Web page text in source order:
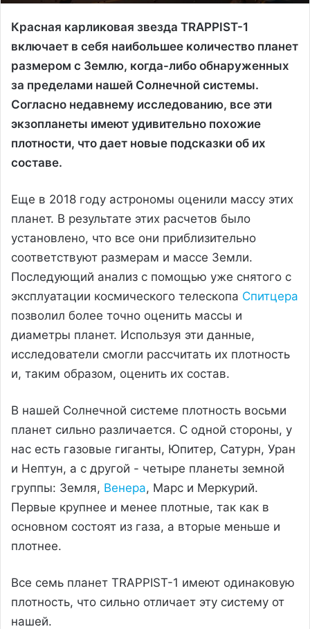
Красная карликовая звезда TRAPPIST-1
включает в себя наибольшее количество планет
размером с Землю, когда-либо обнаруженных
за пределами нашей Солнечной системы.
Согласно недавнему исследованию, все эти
экзопланеты имеют удивительно похожие
плотности, что дает новые подсказки об их
составе.
Еще в 2018 году астрономы оценили массу этих
планет. В результате этих расчетов было
установлено, что все они приблизительно
соответствуют размерам и массе Земли.
Последующий анализ с помощью уже снятого с
эксплуатации космического телескопа Спитцера
позволил более точно оценить массы и
диаметры планет. Используя эти данные,
исследователи смогли рассчитать их плотность
и, таким образом, оценить их состав.
В нашей Солнечной системе плотность восьми
планет сильно различается. С одной стороны, у
нас есть газовые гиганты, Юпитер, Сатурн, Уран
и Нептун, а с другой - четыре планеты земной
группы: Земля, Венера, Марс и Меркурий.
Первые крупнее и менее плотные, так как в
основном состоят из газа, а вторые меньше и
плотнее.
Все семь планет TRAPPIST-1 имеют одинаковую
плотность, что сильно отличает эту систему от
нашей.